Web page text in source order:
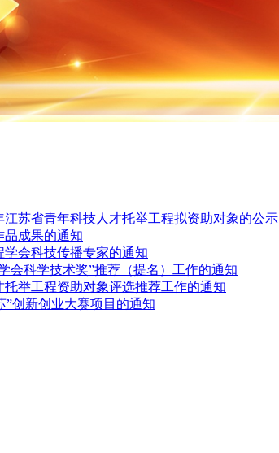
苏省青年科技人才托举工程拟资助对象的公示
品成果的通知
学会科技传播专家的通知
会科学技术奖”推荐（提名）工作的通知
举工程资助对象评选推荐工作的通知
”创新创业大赛项目的通知